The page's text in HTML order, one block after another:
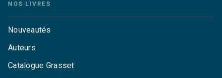
NOS LIVRES
Nouveautés
Auteurs
Catalogue Grasset